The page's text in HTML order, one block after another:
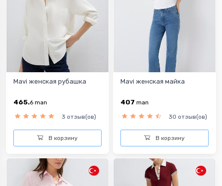
Mavi женская рубашка
465.6 man
3 отзыв(ов)
В корзину
Mavi женская майка
407 man
30 отзыв(ов)
В корзину